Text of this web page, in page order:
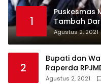
1
Puskesmas
Tambah
Agustus 2, 2021
2
Bupati dan
Raperda
Agustus 2, 2021